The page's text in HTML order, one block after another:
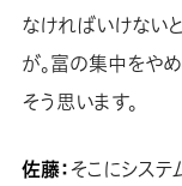
なければいけない
が。富の集中をや
そう思います。
佐藤：そこにシス